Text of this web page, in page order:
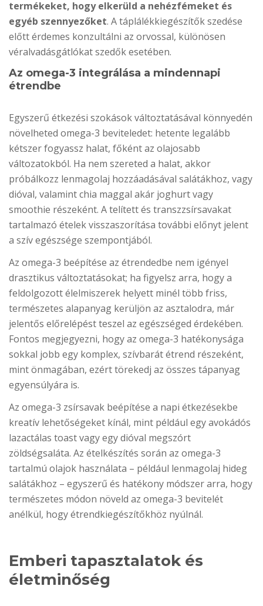
termékeket, hogy elkerüld a nehézfémeket és
egyéb szennyezőket. A táplálékkiegészítők szedése
előtt érdemes konzultálni az orvossal, különösen
véralvadásgátlókat szedők esetében.
Az omega-3 integrálása a mindennapi
étrendbe
Egyszerű étkezési szokások változtatásával könnyedén
növelheted omega-3 beviteledet: hetente legalább
kétszer fogyassz halat, főként az olajosabb
változatokból. Ha nem szereted a halat, akkor
próbálkozz lenmagolaj hozzáadásával salátákhoz, vagy
dióval, valamint chia maggal akár joghurt vagy
smoothie részeként. A telített és transzzsírsavakat
tartalmazó ételek visszaszorítása további előnyt jelent
a szív egészsége szempontjából.
Az omega-3 beépítése az étrendedbe nem igényel
drasztikus változtatásokat; ha figyelsz arra, hogy a
feldolgozott élelmiszerek helyett minél több friss,
természetes alapanyag kerüljön az asztalodra, már
jelentős előrelépést teszel az egészséged érdekében.
Fontos megjegyezni, hogy az omega-3 hatékonysága
sokkal jobb egy komplex, szívbarát étrend részeként,
mint önmagában, ezért törekedj az összes tápanyag
egyensúlyára is.
Az omega-3 zsírsavak beépítése a napi étkezésekbe
kreatív lehetőségeket kínál, mint például egy avokádós
lazactálas toast vagy egy dióval megszórt
zöldségsaláta. Az ételkészítés során az omega-3
tartalmú olajok használata – például lenmagolaj hideg
salátákhoz – egyszerű és hatékony módszer arra, hogy
természetes módon növeld az omega-3 bevitelét
anélkül, hogy étrendkiegészítőkhöz nyúlnál.
Emberi tapasztalatok és
életminőség